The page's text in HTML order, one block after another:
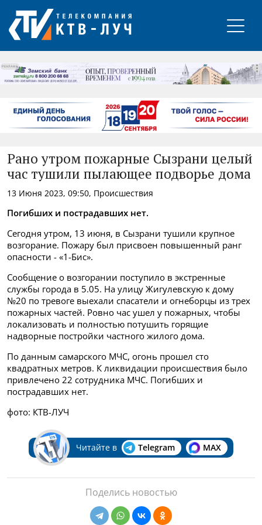
РЕКЛАМА
Рано утром пожарные Сызрани целый
час тушили пылающее подворье дома
13 Июня 2023, 09:50, Происшествия
Погибших и пострадавших нет.
Сегодня утром, 13 июня, в Сызрани тушили крупное
возгорание. Пожару был присвоен повышенный ранг
опасности - «1-Бис».
Сообщение о возгорании поступило в экстренные
службы города в 5.05. На улицу Жигулевскую к дому
№20 по тревоге выехали спасатели и огнеборцы из трех
пожарных частей. Ровно час ушел у пожарных, чтобы
локализовать и полностью потушить горящие
надворные постройки частного жилого дома.
По данным самарского МЧС, огонь прошел сто
квадратных метров. К ликвидации происшествия было
привлечено 22 сотрудника МЧС. Погибших и
пострадавших нет.
фото: КТВ-ЛУЧ
Читайте в Telegram MAX
Поделись новостью